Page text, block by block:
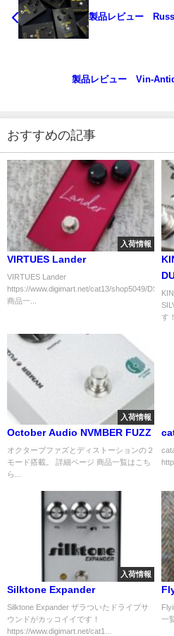
製品レビュー
製品レビュー Vin-
おすすめの記事
入荷情報
VIRTUES Lander
VIRTUES Lander
https://www.digimart.net/cat13/shop5049/
商品一...
す
入荷情報
October Audio NVMBER FUZZ
オクターブファズとディストーションの２
モード搭載。 詳細ページ 商品一覧はこち
ら...
入荷情報
Silktone Expander
Silktone Expander ザラついたドライブサ
ウンドがカッコイイです！
https://www.digimart.net/cat1...
一